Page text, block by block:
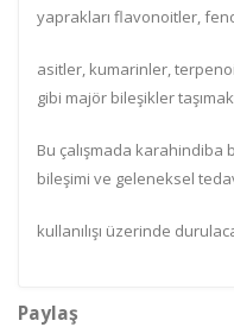
yaprakları flavonoitler,
asitler, kumarinler,
gibi majör bileşikler
Bu çalışmada
bileşimi ve geleneksel
kullanılışı üzerinde
Paylaş